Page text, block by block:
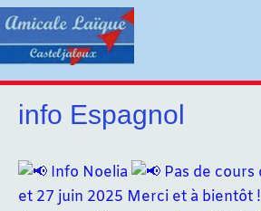
au
contenu
info Espagnol
Info Noelia
Pas de cours
et 27 juin 2025 Merci et à bientôt !